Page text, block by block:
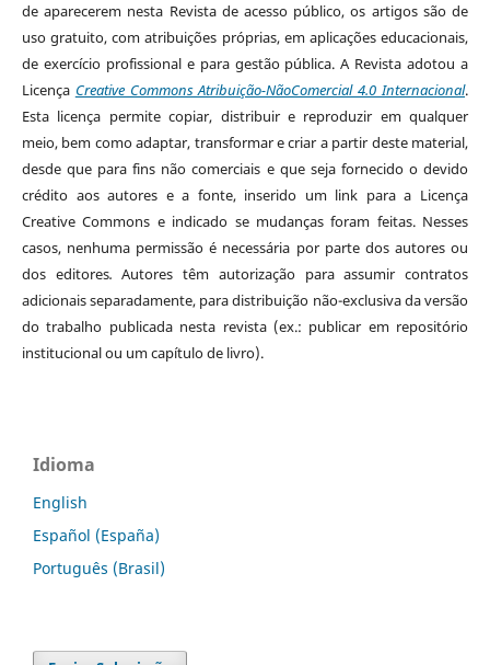
de aparecerem nesta Revista de acesso público, os artigos são de
uso gratuito, com atribuições próprias, em aplicações educacionais,
de exercício profissional e para gestão pública. A Revista adotou a
Licença Creative Commons Atribuição-NãoComercial 4.0 Internacional.
Esta licença permite copiar, distribuir e reproduzir em qualquer
meio, bem como adaptar, transformar e criar a partir deste material,
desde que para fins não comerciais e que seja fornecido o devido
crédito aos autores e a fonte, inserido um link para a Licença
Creative Commons e indicado se mudanças foram feitas. Nesses
casos, nenhuma permissão é necessária por parte dos autores ou
dos editores.Autores têm autorização para assumir contratos
adicionais separadamente, para distribuição não-exclusiva da versão
do trabalho publicada nesta revista (ex.: publicar em repositório
institucional ou um capítulo de livro).
Idioma
English
Español (España)
Português (Brasil)